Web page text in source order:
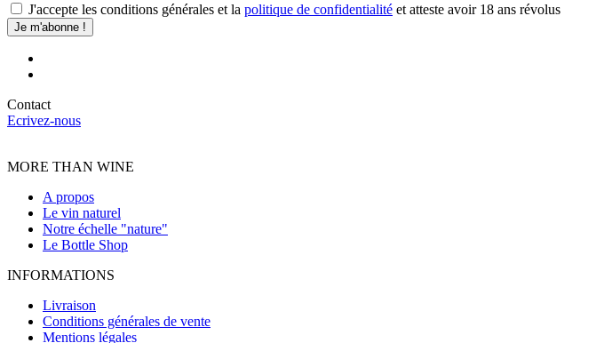
J'accepte les conditions générales et la politique de confidentialité et atteste avoir 18 ans révolus
Je m'abonne !
Contact
Ecrivez-nous
MORE THAN WINE
A propos
Le vin naturel
Notre échelle "nature"
Le Bottle Shop
INFORMATIONS
Livraison
Conditions générales de vente
Mentions légales